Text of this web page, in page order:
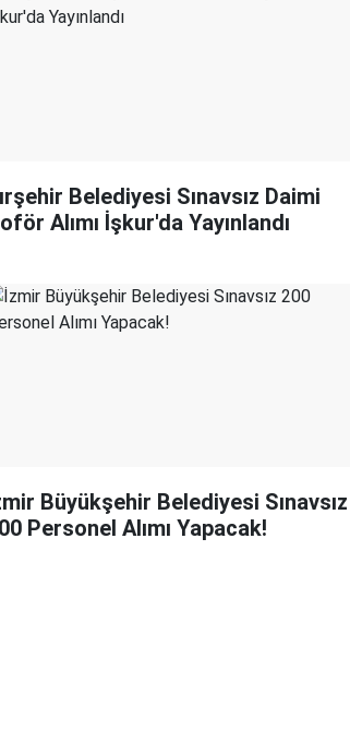
Belediyesi Sınavsız Daimi
Alımı İşkur'da Yayınlandı
Büyükşehir Belediyesi Sınavsız
Personel Alımı Yapacak!